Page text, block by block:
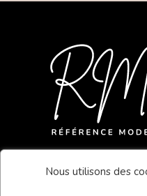
Nous utilisons des